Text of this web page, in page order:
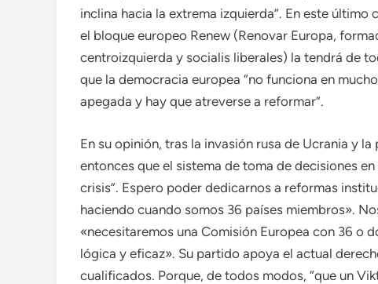
inclina hacia la extrema izquierda”. En este
el bloque europeo Renew (Renovar Europa,
centroizquierda y socialis liberales) la tendrá de
que la democracia europea “no funciona en
apegada y hay que atreverse a reformar”.
En su opinión, tras la invasión rusa de Ucrania y
entonces que el sistema de toma de decisiones
crisis”. Espero poder dedicarnos a reformas
haciendo cuando somos 36 países miembros».
«necesitaremos una Comisión Europea con 36 o
lógica y eficaz». Su partido apoya el actual
cualificados. Porque, de todos modos, “que un